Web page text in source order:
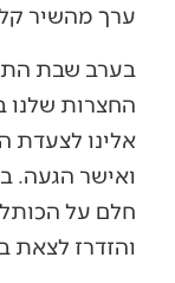
ערך מהשיר
בערב שבת
החצרות שלנו
אלינו לצעדת
ואישר הגעה.
חלם על
והזדרז לצאת